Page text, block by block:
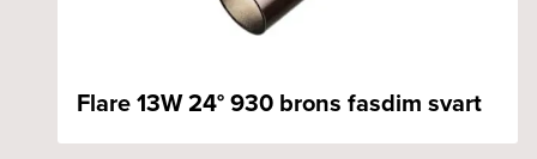
Flare 13W 24° 930 brons fasdim svart